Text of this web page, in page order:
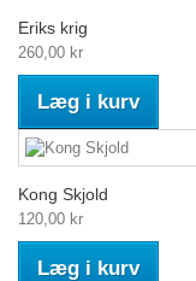
Eriks krig
260,00 kr
Læg i kurv
Kong Skjold
120,00 kr
Læg i kurv